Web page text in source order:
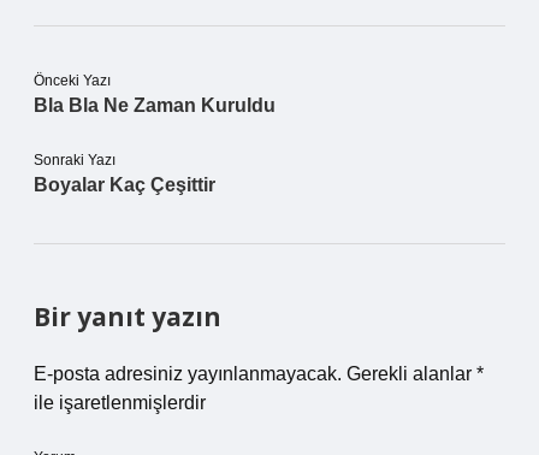
Önceki Yazı
Bla Bla Ne Zaman Kuruldu
Sonraki Yazı
Boyalar Kaç Çeşittir
Bir yanıt yazın
E-posta adresiniz yayınlanmayacak. Gerekli alanlar *
ile işaretlenmişlerdir